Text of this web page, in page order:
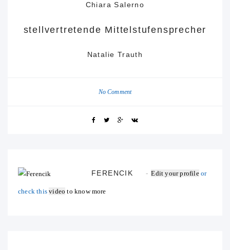
Chiara Salerno
stellvertretende Mittelstufensprecher
Natalie Trauth
No Comment
FERENCIK Edit your profileor
check thisvideo to know more